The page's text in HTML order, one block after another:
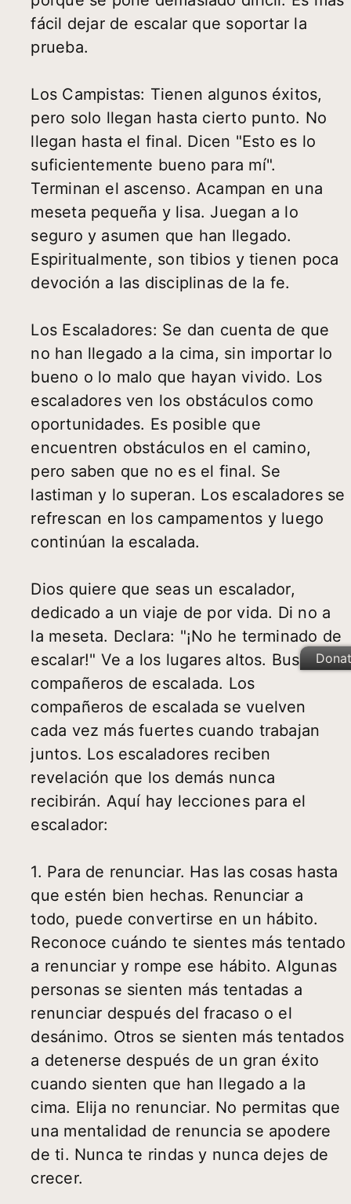
fácil dejar de escalar que soportar la
prueba.
Los Campistas: Tienen algunos éxitos,
pero solo llegan hasta cierto punto. No
llegan hasta el final. Dicen "Esto es lo
suficientemente bueno para mí".
Terminan el ascenso. Acampan en una
meseta pequeña y lisa. Juegan a lo
seguro y asumen que han llegado.
Espiritualmente, son tibios y tienen poca
devoción a las disciplinas de la fe.
Los Escaladores: Se dan cuenta de que
no han llegado a la cima, sin importar lo
bueno o lo malo que hayan vivido. Los
escaladores ven los obstáculos como
oportunidades. Es posible que
encuentren obstáculos en el camino,
pero saben que no es el final. Se
lastiman y lo superan. Los escaladores se
refrescan en los campamentos y luego
continúan la escalada.
Dios quiere que seas un escalador,
dedicado a un viaje de por vida. Di no a
la meseta. Declara: "¡No he terminado de
escalar!" Ve a los lugares altos. Busca
compañeros de escalada. Los
compañeros de escalada se vuelven
cada vez más fuertes cuando trabajan
juntos. Los escaladores reciben
revelación que los demás nunca
recibirán. Aquí hay lecciones para el
escalador:
1. Para de renunciar. Has las cosas hasta
que estén bien hechas. Renunciar a
todo, puede convertirse en un hábito.
Reconoce cuándo te sientes más tentado
a renunciar y rompe ese hábito. Algunas
personas se sienten más tentadas a
renunciar después del fracaso o el
desánimo. Otros se sienten más tentados
a detenerse después de un gran éxito
cuando sienten que han llegado a la
cima. Elija no renunciar. No permitas que
una mentalidad de renuncia se apodere
de ti. Nunca te rindas y nunca dejes de
crecer.